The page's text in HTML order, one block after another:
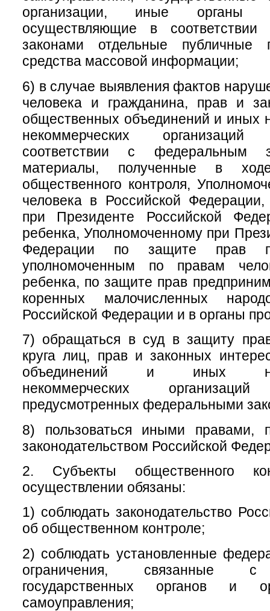
организации, иные органы
осуществляющие в
законами отдельные
средства массовой информации;
6) в случае выявления фактов
человека и гражданина, прав и
общественных объединений и иных
некоммерческих
соответствии с федеральным
материалы, полученные в
общественного контроля,
человека в Российской
при Президенте Российской
ребенка, Уполномоченному при
Федерации по защите прав
уполномоченным по правам
ребенка, по защите прав
коренных малочисленных
Российской Федерации и в органы
7) обращаться в суд в защиту
круга лиц, прав и законных
объединений и иных
некоммерческих
предусмотренных федеральными
8) пользоваться иными правами,
законодательством Российской
2. Субъекты общественного
осуществлении обязаны:
1) соблюдать законодательство
об общественном контроле;
2) соблюдать установленные
ограничения, связанные с
государственных органов и
самоуправления;